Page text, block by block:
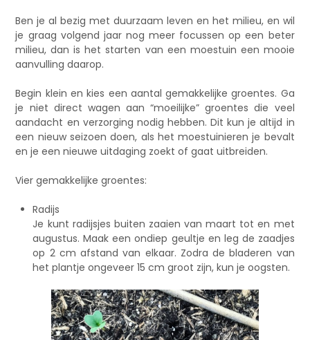
Ben je al bezig met duurzaam leven en het milieu, en wil
je graag volgend jaar nog meer focussen op een beter
milieu, dan is het starten van een moestuin een mooie
aanvulling daarop.
Begin klein en kies een aantal gemakkelijke groentes. Ga
je niet direct wagen aan “moeilijke” groentes die veel
aandacht en verzorging nodig hebben. Dit kun je altijd in
een nieuw seizoen doen, als het moestuinieren je bevalt
en je een nieuwe uitdaging zoekt of gaat uitbreiden.
Vier gemakkelijke groentes:
Radijs
Je kunt radijsjes buiten zaaien van maart tot en met
augustus. Maak een ondiep geultje en leg de zaadjes
op 2 cm afstand van elkaar. Zodra de bladeren van
het plantje ongeveer 15 cm groot zijn, kun je oogsten.